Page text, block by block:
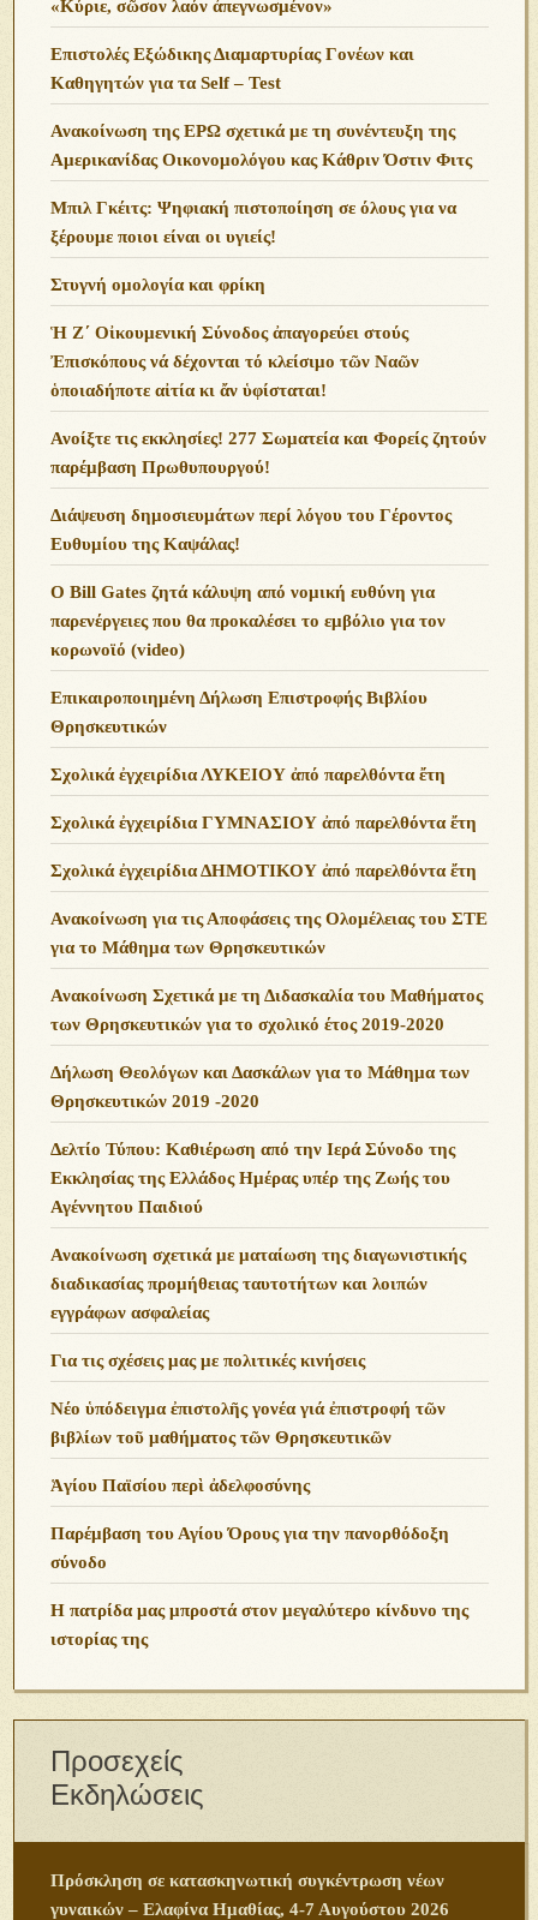
«Κύριε, σῶσον λαόν ἀπεγνωσμένον»
Επιστολές Εξώδικης Διαμαρτυρίας Γονέων και
Καθηγητών για τα Self – Test
Ανακοίνωση της ΕΡΩ σχετικά με τη συνέντευξη της
Αμερικανίδας Οικονομολόγου κας Κάθριν Όστιν Φιτς
Μπιλ Γκέιτς: Ψηφιακή πιστοποίηση σε όλους για να
ξέρουμε ποιοι είναι οι υγιείς!
Στυγνή ομολογία και φρίκη
Ἡ Ζ΄ Οἰκουμενική Σύνοδος ἀπαγορεύει στούς
Ἐπισκόπους νά δέχονται τό κλείσιμο τῶν Ναῶν
ὁποιαδήποτε αἰτία κι ἄν ὑφίσταται!
Ανoίξτε τις εκκλησίες! 277 Σωματεία και Φορείς ζητούν
παρέμβαση Πρωθυπουργού!
Διάψευση δημοσιευμάτων περί λόγου του Γέροντος
Ευθυμίου της Καψάλας!
O Bill Gates ζητά κάλυψη από νομική ευθύνη για
παρενέργειες που θα προκαλέσει το εμβόλιο για τον
κορωνοϊό (video)
Επικαιροποιημένη Δήλωση Επιστροφής Βιβλίου
Θρησκευτικών
Σχολικά ἐγχειρίδια ΛΥΚΕΙΟΥ ἀπό παρελθόντα ἔτη
Σχολικά ἐγχειρίδια ΓΥΜΝΑΣΙΟΥ ἀπό παρελθόντα ἔτη
Σχολικά ἐγχειρίδια ΔΗΜΟΤΙΚΟΥ ἀπό παρελθόντα ἔτη
Ανακοίνωση για τις Αποφάσεις της Ολομέλειας του ΣΤΕ
για το Μάθημα των Θρησκευτικών
Ανακοίνωση Σχετικά με τη Διδασκαλία του Μαθήματος
των Θρησκευτικών για το σχολικό έτος 2019-2020
Δήλωση Θεολόγων και Δασκάλων για το Μάθημα των
Θρησκευτικών 2019 -2020
Δελτίο Τύπου: Καθιέρωση από την Ιερά Σύνοδο της
Εκκλησίας της Ελλάδος Ημέρας υπέρ της Ζωής του
Αγέννητου Παιδιού
Ανακοίνωση σχετικά με ματαίωση της διαγωνιστικής
διαδικασίας προμήθειας ταυτοτήτων και λοιπών
εγγράφων ασφαλείας
Για τις σχέσεις μας με πολιτικές κινήσεις
Νέο ὑπόδειγμα ἐπιστολῆς γονέα γιά ἐπιστροφή τῶν
βιβλίων τοῦ μαθήματος τῶν Θρησκευτικῶν
Ἁγίου Παϊσίου περὶ ἀδελφοσύνης
Παρέμβαση του Αγίου Όρους για την πανορθόδοξη
σύνοδο
Η πατρίδα μας μπροστά στον μεγαλύτερο κίνδυνο της
ιστορίας της
Προσεχείς
Εκδηλώσεις
Πρόσκληση σε κατασκηνωτική συγκέντρωση νέων
γυναικών – Ελαφίνα Ημαθίας, 4-7 Αυγούστου 2026